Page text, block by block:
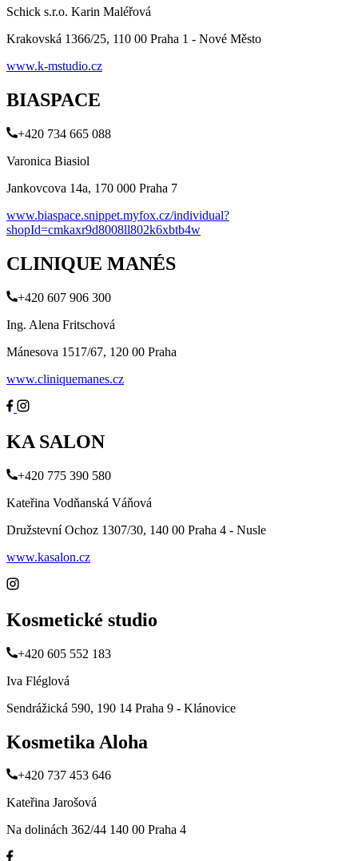
Schick s.r.o. Karin Maléřová
Krakovská 1366/25, 110 00 Praha 1 - Nové Město
www.k-mstudio.cz
BIASPACE
+420 734 665 088
Varonica Biasiol
Jankovcova 14a, 170 000 Praha 7
www.biaspace.snippet.myfox.cz/individual?
shopId=cmkaxr9d8008ll802k6xbtb4w
CLINIQUE MANÉS
+420 607 906 300
Ing. Alena Fritschová
Mánesova 1517/67, 120 00 Praha
www.cliniquemanes.cz
KA SALON
+420 775 390 580
Kateřina Vodňanská Váňová
Družstevní Ochoz 1307/30, 140 00 Praha 4 - Nusle
www.kasalon.cz
Kosmetické studio
+420 605 552 183
Iva Fléglová
Sendrážická 590, 190 14 Praha 9 - Klánovice
Kosmetika Aloha
+420 737 453 646
Kateřina Jarošová
Na dolinách 362/44 140 00 Praha 4